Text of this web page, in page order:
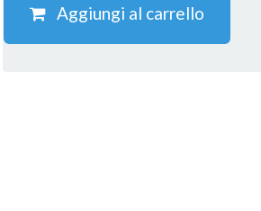
Aggiungi al carrello